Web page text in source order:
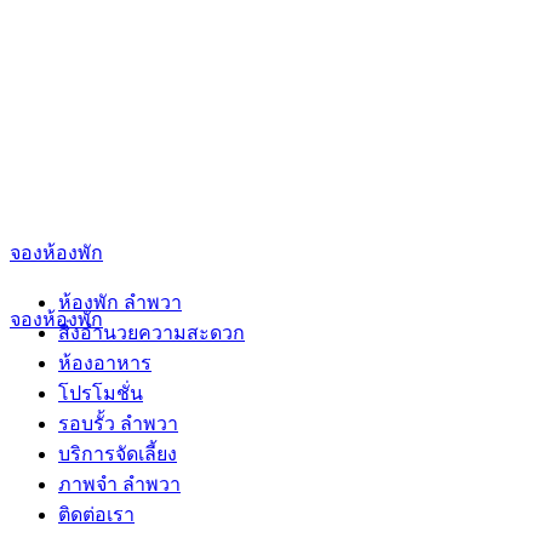
จองห้องพัก
จองห้องพัก
ห้องพัก ลำพวา
สิ่งอำนวยความสะดวก
ห้องอาหาร
โปรโมชั่น
รอบรั้ว ลำพวา
บริการจัดเลี้ยง
ภาพจำ ลำพวา
ติดต่อเรา